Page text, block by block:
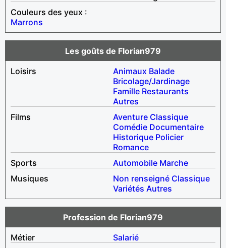
Couleurs des yeux :
Marrons
Les goûts de Florian979
Loisirs
Animaux Balade
Bricolage/Jardinage
Famille Restaurants
Autres
Films
Aventure Classique
Comédie Documentaire
Historique Policier
Romance
Sports
Automobile Marche
Musiques
Non renseigné Classique
Variétés Autres
Profession de Florian979
Métier
Salarié